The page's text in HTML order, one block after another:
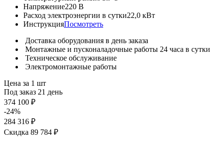
Напряжение220 В
Расход электроэнергии в сутки22,0 кВт
ИнструкцияПосмотреть
Доставка оборудования в день заказа
Монтажные и пусконаладочные работы 24 часа в сутки
Техническое обслуживание
Электромонтажные работы
Цена за 1 шт
Под заказ 21 день
374 100 ₽
-24%
284 316 ₽
Скидка 89 784 ₽